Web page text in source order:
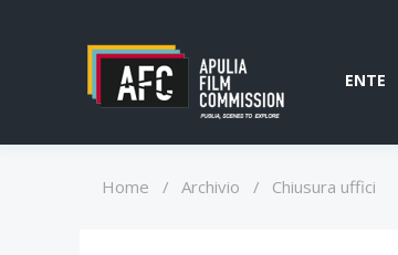
ENTE
Home / Archivio / Chiusura uffici